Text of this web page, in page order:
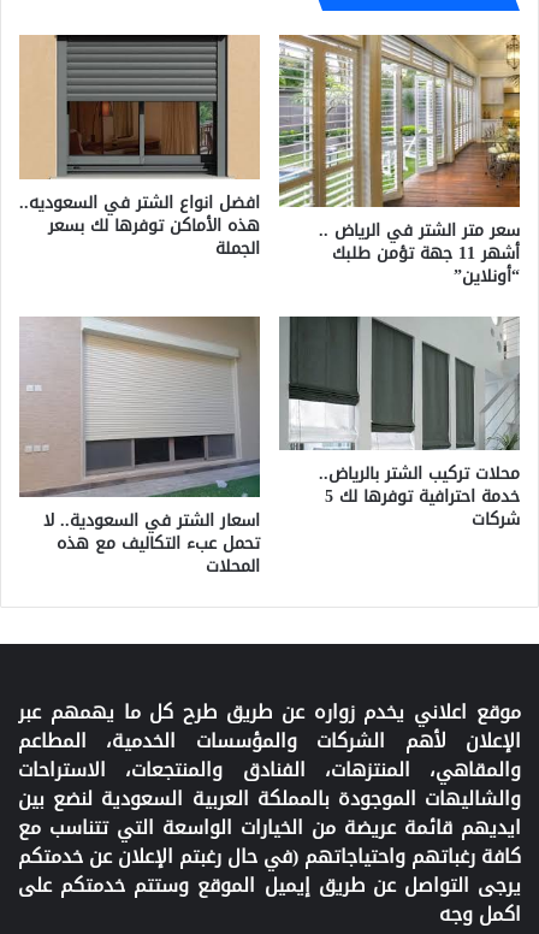
سعر متر الشتر في الرياض ..
أشهر 11 جهة تؤمن طلبك
“أونلاين”
افضل انواع الشتر في السعوديه..
هذه الأماكن توفرها لك بسعر
الجملة
محلات تركيب الشتر بالرياض..
خدمة احترافية توفرها لك 5
شركات اسعار الشتر في السعودية.. لا
تحمل عبء التكاليف مع هذه
المحلات
موقع اعلاني يخدم زواره عن طريق طرح كل ما يهمهم عبر
الإعلان لأهم الشركات والمؤسسات الخدمية، المطاعم
والمقاهي، المنتزهات، الفنادق والمنتجعات، الاستراحات
والشاليهات الموجودة بالمملكة العربية السعودية لنضع بين
ايديهم قائمة عريضة من الخيارات الواسعة التي تتناسب مع
كافة رغباتهم واحتياجاتهم (في حال رغبتم الإعلان عن خدمتكم
يرجى التواصل عن طريق إيميل الموقع وستتم خدمتكم على
اكمل وجه